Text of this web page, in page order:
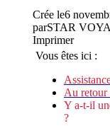
Crée le6
parSTAR
Imprimer
Vous êtes ici :
Au retour
Y a-t-il
?